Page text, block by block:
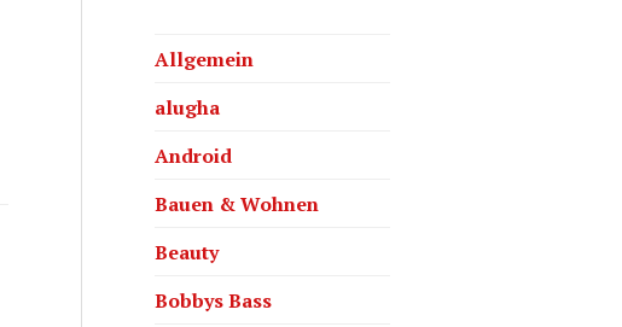
Allgemein
alugha
Android
Bauen & Wohnen
Beauty
Bobbys Bass